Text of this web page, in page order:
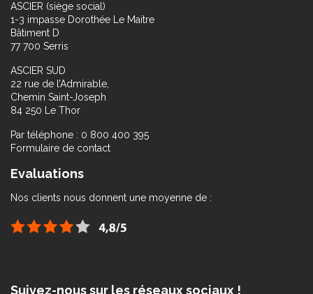
ASCIER (siège social)
1-3 impasse Dorothée Le Maitre
Bâtiment D
77 700 Serris
ASCIER SUD
22 rue de l’Admirable,
Chemin Saint-Joseph
84 250 Le Thor
Par téléphone : 0 800 400 395
Formulaire de contact
Evaluations
Nos clients nous donnent une moyenne de :
Suivez-nous sur les réseaux sociaux !